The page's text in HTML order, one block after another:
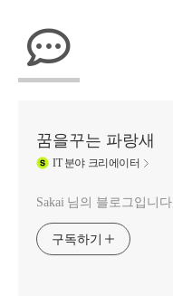
꿈을꾸는 파랑새
IT분야 크리에이터
Sakai 님의 블로그입니다.
구독하기